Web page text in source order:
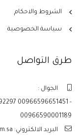
الشروط والاحكام
سياسة الخصوصية
طرق التواصل
الجوال :
00966596651451 -
00966590001189
البريد الالكتروني: INFO@NFH.com.sa